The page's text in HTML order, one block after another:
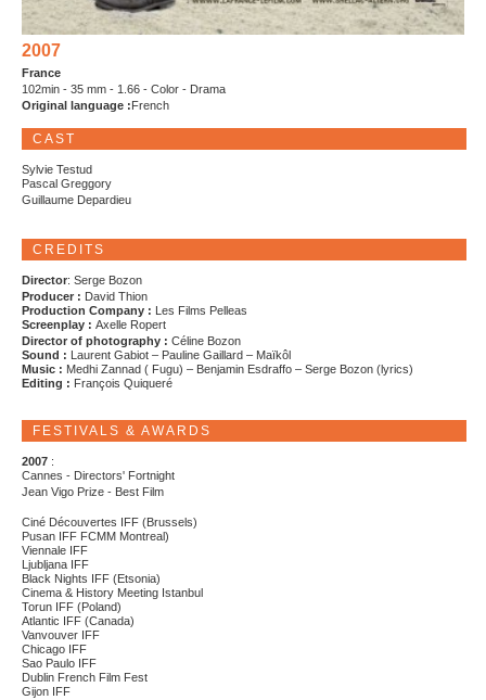
2007
France
102min - 35 mm - 1.66 - Color - Drama
Original language : French
CAST
Sylvie Testud
Pascal Greggory
Guillaume Depardieu
CREDITS
Director: Serge Bozon
Producer : David Thion
Production Company : Les Films Pelleas
Screenplay : Axelle Ropert
Director of photography : Céline Bozon
Sound : Laurent Gabiot – Pauline Gaillard – Maïkôl
Music : Medhi Zannad ( Fugu) – Benjamin Esdraffo – Serge Bozon (lyrics)
Editing : François Quiqueré
FESTIVALS & AWARDS
2007 :
Cannes - Directors' Fortnight
Jean Vigo Prize - Best Film
Ciné Découvertes IFF (Brussels)
Pusan IFF FCMM Montreal)
Viennale IFF
Ljubljana IFF
Black Nights IFF (Etsonia)
Cinema & History Meeting Istanbul
Torun IFF (Poland)
Atlantic IFF (Canada)
Vanvouver IFF
Chicago IFF
Sao Paulo IFF
Dublin French Film Fest
Gijon IFF